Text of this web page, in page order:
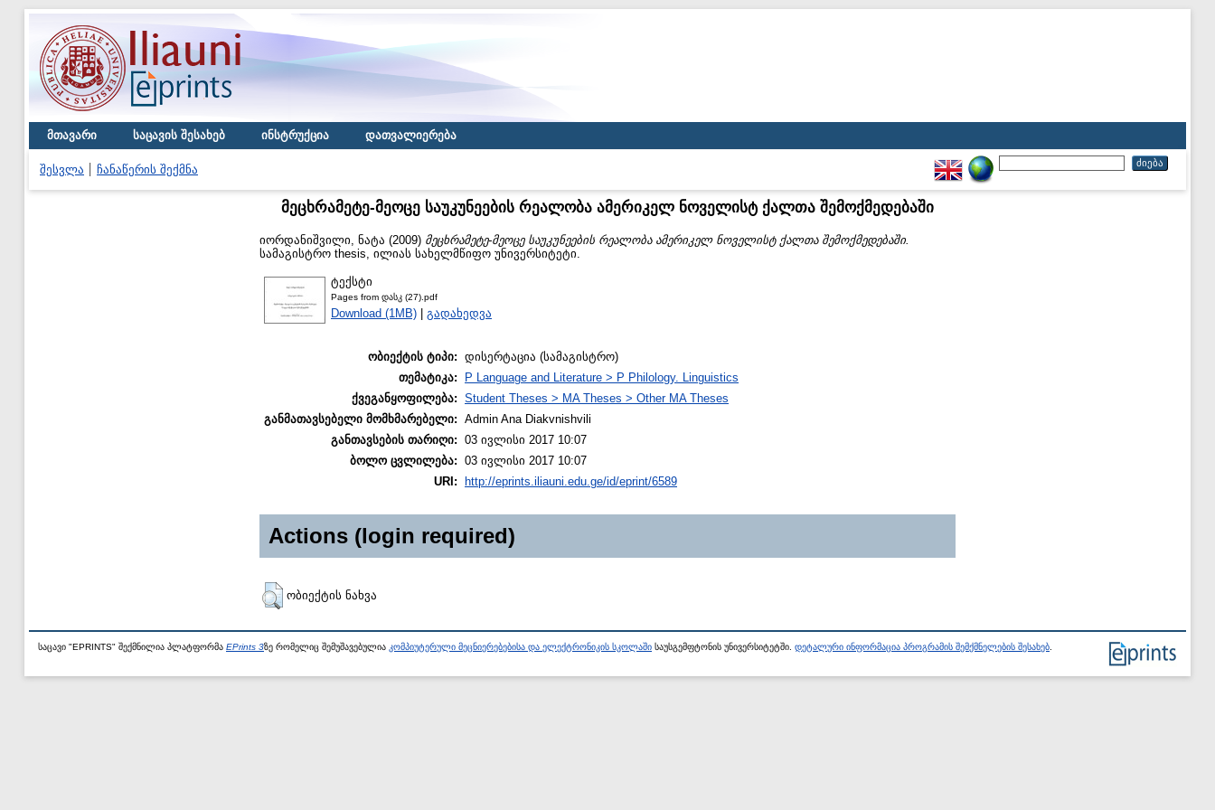
მთავარი საცავის შესახებ ინსტრუქცია დათვალიერება
შესვლა ჩანაწერის შექმნა
მეცხრამეტე-მეოცე საუკუნეების რეალობა ამერიკელ ნოველისტ ქალთა შემოქმედებაში
იორდანიშვილი, ნატა (2009) მეცხრამეტე-მეოცე საუკუნეების რეალობა ამერიკელ ნოველისტ ქალთა შემოქმედებაში.
სამაგისტრო thesis, ილიას სახელმწიფო უნივერსიტეტი.
ტექსტი
Pages from დასკ (27).pdf
Download (1MB) | გადახედვა
ობიექტის ტიპი: დისერტაცია (სამაგისტრო)
თემატიკა:
P Language and Literature > P Philology. Linguistics
ქვეგანყოფილება: Student Theses > MA Theses > Other MA Theses
განმათავსებელი მომხმარებელი: Admin Ana Diakvnishvili
განთავსების თარიღი: 03 ივლისი 2017 10:07
ბოლო ცვლილება: 03 ივლისი 2017 10:07
URI:
http://eprints.iliauni.edu.ge/id/eprint/6589
Actions (login required)
ობიექტის ნახვა
საცავი "EPRINTS" შექმნილია პლატფორმა EPrints 3ზე რომელიც შემუშავებულია კომპიუტერული მეცნიერებებისა და ელექტრონიკის სკოლაში საუსგემფტონის უნივერსიტეტში. დეტალური ინფორმაცია პროგრამის შემქმნელების შესახებ.